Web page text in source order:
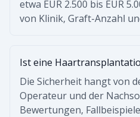
etwa EUR 2.500 bis EUR
von Klinik, Graft-Anzahl
Ist eine
Die Sicherheit hangt von
Operateur und der
Bewertungen,